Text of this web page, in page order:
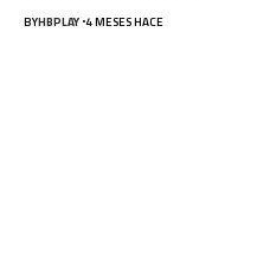
BYHBPLAY 4 MESES HACE